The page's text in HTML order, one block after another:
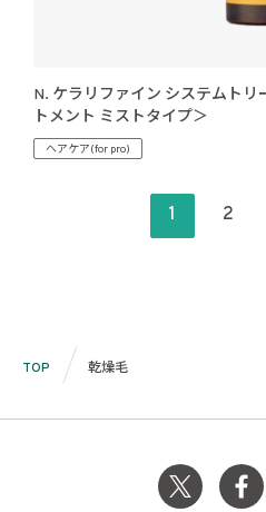
N. ケラリファイン システムトリ
トメント ミストタイプ＞
ヘアケア(for pro)
送
1 2
TOP 乾燥毛